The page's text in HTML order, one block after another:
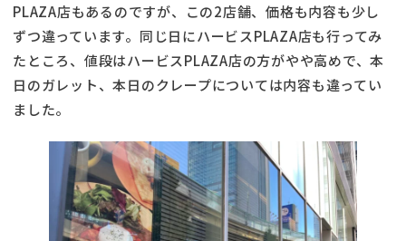
PLAZA店もあるのですが、この2店舗、価格も内容も少し
ずつ違っています。同じ日にハービスPLAZA店も行ってみ
たところ、値段はハービスPLAZA店の方がやや高めで、本
日のガレット、本日のクレープについては内容も違ってい
ました。